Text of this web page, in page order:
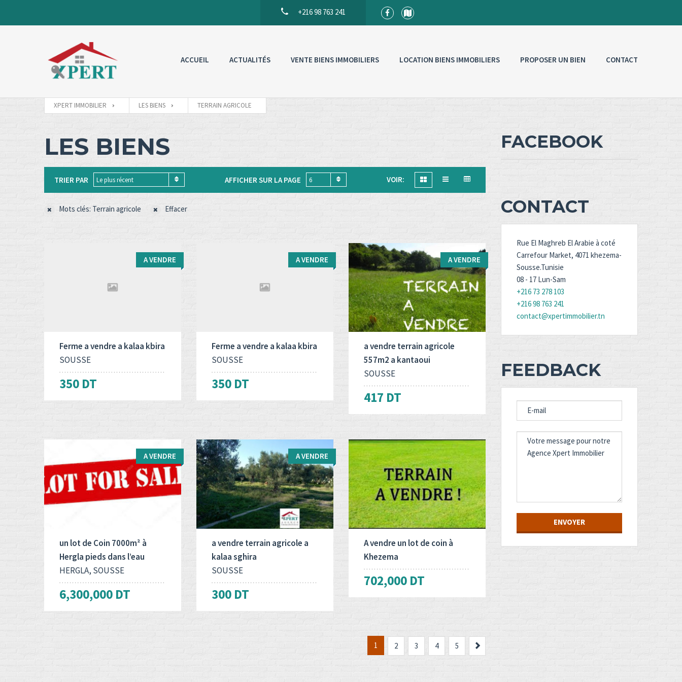
+216 98 763 241
ACCUEIL ACTUALITÉS VENTE BIENS IMMOBILIERS LOCATION BIENS IMMOBILIERS PROPOSER UN BIEN CONTACT
XPERT IMMOBILIER LES BIENS TERRAIN AGRICOLE
LES BIENS
TRIER PAR Le plus récent AFFICHER SUR LA PAGE 6 VOIR:
Mots clés: Terrain agricole Effacer
A VENDRE
Ferme a vendre a kalaa kbira
SOUSSE
350 DT
A VENDRE
Ferme a vendre a kalaa kbira
SOUSSE
350 DT
Type d'opération:
A vendre
Surface totale:
557 M2
A VENDRE
a vendre terrain agricole
557m2 a kantaoui
SOUSSE
417 DT
A VENDRE
un lot de Coin 7000m² à
Hergla pieds dans l’eau
HERGLA, SOUSSE
6,300,000 DT
Type d'opération:
A vendre
Surface totale:
3080 M2
A VENDRE
a vendre terrain agricole a
kalaa sghira
SOUSSE
300 DT
Surface totale:
540 M 2
A vendre un lot de coin à
Khezema
702,000 DT
1 2 3 4 5
FACEBOOK
CONTACT
Rue El Maghreb El Arabie à coté
Carrefour Market, 4071 khezema-
Sousse.Tunisie
08 - 17 Lun-Sam
+216 73 278 103
+216 98 763 241
contact@xpertimmobilier.tn
FEEDBACK
MESSAGE
FOR